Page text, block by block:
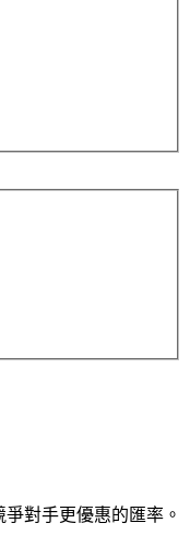
對手更優惠的匯率。